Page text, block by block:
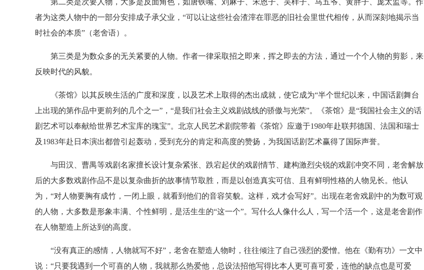
第二类是次要人物，大多是反面角色，如唐铁嘴、刘麻子、宋恩子、吴样子、马五爷、黄胖子、庞太监等。作
者为这类人物中的一部分安排成子承父业，“可以让这些社会渣滓在罪恶的旧社会里世代相传，从而深刻地揭示当
时社会的本质”（老舍语）。
第三类是为数众多的无关紧要的人物。作者一律采取招之即来，挥之即去的方法，通过一个个人物的剪影，来
反映时代的风貌。
《茶馆》以其反映生活的广度和深度，以及艺术上取得的杰出成就，使它成为“半个世纪以来，中国话剧舞台
上出现的第作品中更前列的几个之一”，“是我们社会主义戏剧战线的骄傲与光荣”。《茶馆》是“我国社会主义的话
剧艺术可以奉献给世界艺术宝库的瑰宝”。北京人民艺术剧院带着《茶馆》应邀于1980年赴联邦德国、法国和瑞士
及1983年赴日本演出都曾引起轰动，受到充分的肯定和高度的赞扬，为我国话剧艺术赢得了国际声誉。
与田汉、曹禺等戏剧名家擅长设计复杂紧张、跌宕起伏的戏剧情节、建构激烈尖锐的戏剧冲突不同，老舍解放
后的大多数戏剧作品不是以复杂曲折的故事情节取胜，而是以创造真实可信、且有鲜明性格的人物见长。他认
为，“对人物要胸有成竹，一闭上眼，就看到他们的音容笑貌。这样，戏才会写好”。出现在老舍戏剧中的为数可观
的人物，大多数是形象丰满、个性鲜明，是活生生的“这一个”。写什么人像什么人，写一个活一个，这是老舍剧作
在人物塑造上所达到的高度。
“没有真正的感情，人物就写不好”，老舍在塑造人物时，往往倾注了自己强烈的爱憎。他在《勤有功》一文中
说：“只要我遇到一个可喜的人物，我就那么热爱他，总设法招他写得比本人更可喜可爱，连他的缺点也是可爱